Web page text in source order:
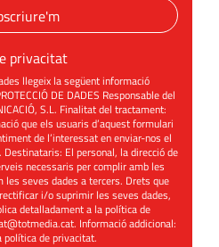
privacitat
llegeix la següent informació
DE DADES Responsable del
S.L. Finalitat del tractament:
que els usuaris d’aquest formulari
de l’interessat en enviar-nos el
El personal, la direcció de
necessaris per complir amb les
les seves dades a tercers. Drets que
i/o suprimir les seves dades,
detalladament a la política de
. Informació addicional:
política de privacitat.